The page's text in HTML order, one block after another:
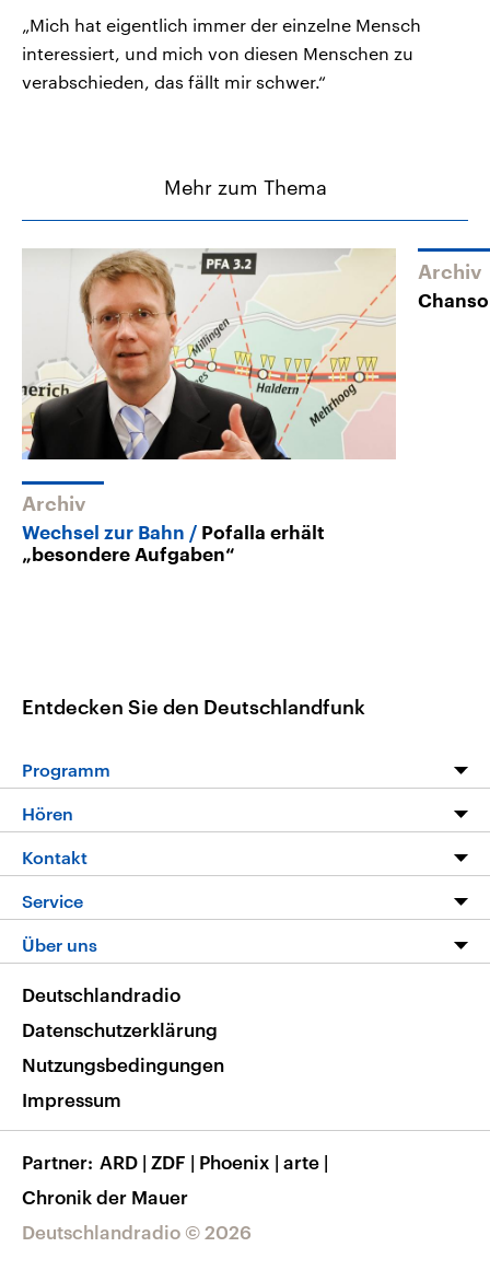
„Mich hat eigentlich immer der einzelne Mensch
interessiert, und mich von diesen Menschen zu
verabschieden, das fällt mir schwer.“
Mehr zum Thema
Archiv
Wechsel zur Bahn
Pofalla erhält
„besondere Aufgaben“
Archiv
Entdecken Sie den Deutschlandfunk
Programm
Programm
Die Nachrichten
Nachrichtenleicht
Neue Beiträge auf dlf.de
Hören
Livestream
Podcasts
Deutschlandfunk App
Nachrichten App
Frequenzen
Kontakt
Hörerservice
Service
FAQ
Veranstaltungen
Musikliste
RSS
Über uns
Barrierefreiheit
Deutschlandradio © 2026
Deutschlandradio
Datenschutzerklärung
Nutzungsbedingungen
Impressum
Partner ARD | ZDF | Phoenix | arte |
Chronik der Mauer